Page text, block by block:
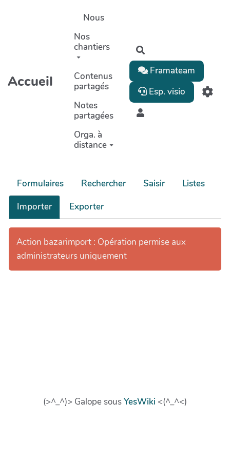
Aller au contenu principal
Accueil
Nous
Nos
chantiers
Contenus
partagés
Notes
partagées
Orga. à
distance
Framateam
Esp. visio
Formulaires Rechercher Saisir
Listes
Importer
Exporter
Action bazarimport : Opération permise aux
administrateurs uniquement
(>^_^)> Galope sousYesWiki <(^_^<)